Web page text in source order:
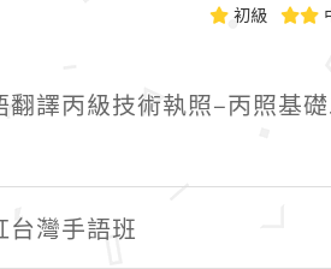
初級
翻譯丙級技術執照–丙照基
台灣手語班